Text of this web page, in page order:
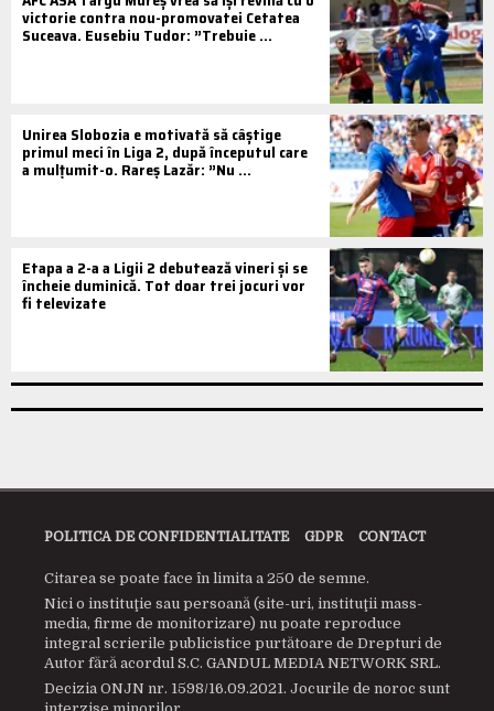
victorie contra nou-promovatei Cetatea
Suceava. Eusebiu Tudor: ”Trebuie ...
Unirea Slobozia e motivată să câștige
primul meci în Liga 2, după începutul care
a mulțumit-o. Rareș Lazăr: ”Nu ...
Etapa a 2-a a Ligii 2 debutează vineri și se
încheie duminică. Tot doar trei jocuri vor
fi televizate
POLITICA DE CONFIDENTIALITATE GDPR CONTACT
Citarea se poate face în limita a 250 de semne.
Nici o instituţie sau persoană (site-uri, instituţii mass-
media, firme de monitorizare) nu poate reproduce
integral scrierile publicistice purtătoare de Drepturi de
Autor fără acordul S.C. GANDUL MEDIA NETWORK SRL.
Decizia ONJN nr. 1598/16.09.2021. Jocurile de noroc sunt